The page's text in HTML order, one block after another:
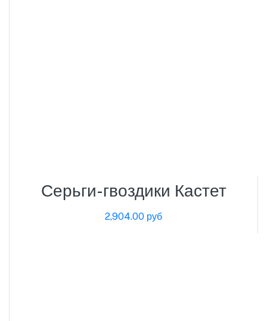
Серьги-гвоздики Кастет
2,904.00 руб